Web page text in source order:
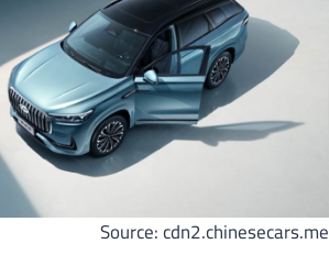
Source: cdn2.chinesecars.me